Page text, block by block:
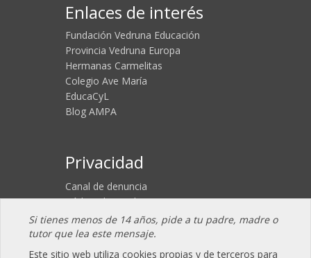
Enlaces de interés
Fundación Vedruna Educación
Provincia Vedruna Europa
Hermanas Carmelitas
Colegio Ave María
EducaCyL
Blog AMPA
Privacidad
Canal de denuncia
Código de conducta
Aviso legal
Política de Cookies
Si tienes menos de 14 años, pide a tu padre, madre o
tutor que lea este mensaje.
Este sitio web utiliza cookies propias y de terceros para